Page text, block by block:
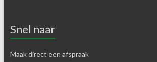
Snel naar
Maak direct een afspraak